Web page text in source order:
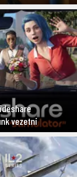
vezetni